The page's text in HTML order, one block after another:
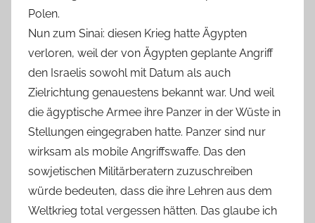
Polen.
Nun zum Sinai: diesen Krieg hatte Ägypten
verloren, weil der von Ägypten geplante Angriff
den Israelis sowohl mit Datum als auch
Zielrichtung genauestens bekannt war. Und weil
die ägyptische Armee ihre Panzer in der Wüste in
Stellungen eingegraben hatte. Panzer sind nur
wirksam als mobile Angriffswaffe. Das den
sowjetischen Militärberatern zuzuschreiben
würde bedeuten, dass die ihre Lehren aus dem
Weltkrieg total vergessen hätten. Das glaube ich